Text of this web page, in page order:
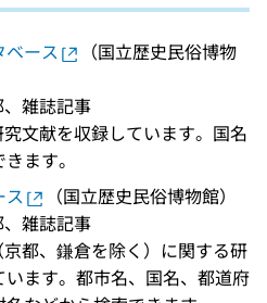
ベース
（国立歴史民俗博物
雑誌記事
文献を収録しています。国名
ます。
ス
（国立歴史民俗博物館）
雑誌記事
都、鎌倉を除く）に関する研
ます。都市名、国名、都道府